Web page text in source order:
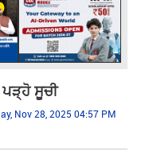
ਪੜ੍ਹੋ ਸੂਚੀ
Nov 28, 2025 04:57 PM